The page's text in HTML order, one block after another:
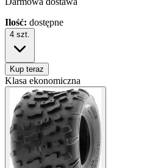
Ilość: dostępne
4 szt.
Kup teraz
Klasa ekonomiczna